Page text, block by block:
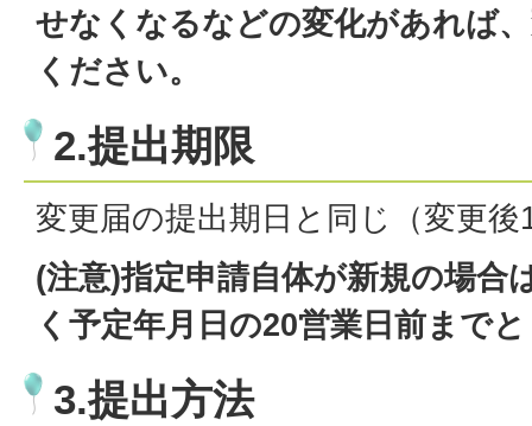
せなくなるなどの変化があれば
ください。
2.提出期限
変更届の提出期日と同じ（変更後
(注意)指定申請自体が新規の場合
く予定年月日の20営業日前まで
3.提出方法